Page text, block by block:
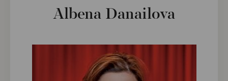
Albena Danailova